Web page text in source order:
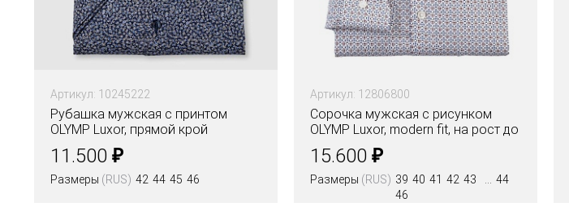
Артикул: 10245222
Рубашка мужская с принтом
OLYMP Luxor, прямой крой
11.500 ₽
Размеры (RUS) 42 44 45 46
Артикул: 12806800
Сорочка мужская с рисунком
OLYMP Luxor, modern fit, на рост до
176
15.600 ₽
Размеры (RUS) 39 40 41 42 43
44
46